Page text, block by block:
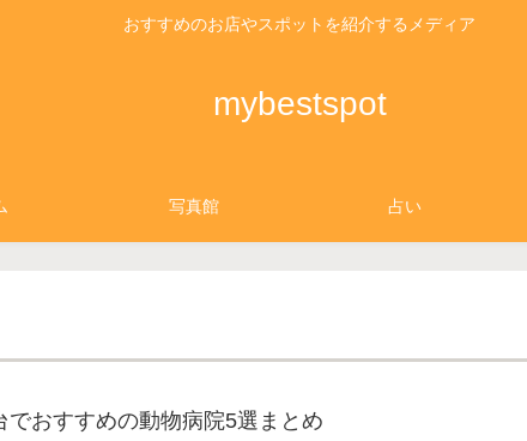
おすすめのお店やスポットを紹介するメディア
mybestspot
写真館 占い
でおすすめの動物病院5選まとめ